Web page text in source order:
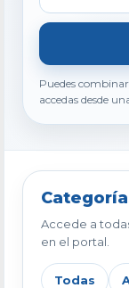
Puedes
accedas desde
Accede a
en el portal.
Todas